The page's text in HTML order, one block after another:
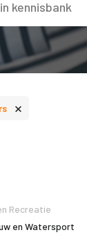
×
Recreatie
en Watersport